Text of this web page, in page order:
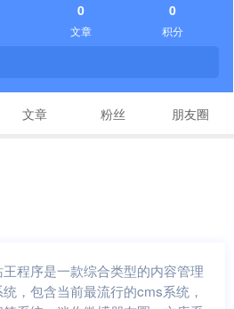
0
文章
0
积分
文章 粉丝 朋友圈
王程序是一款综合类型的内容管理
统，包含当前最流行的cms系统，